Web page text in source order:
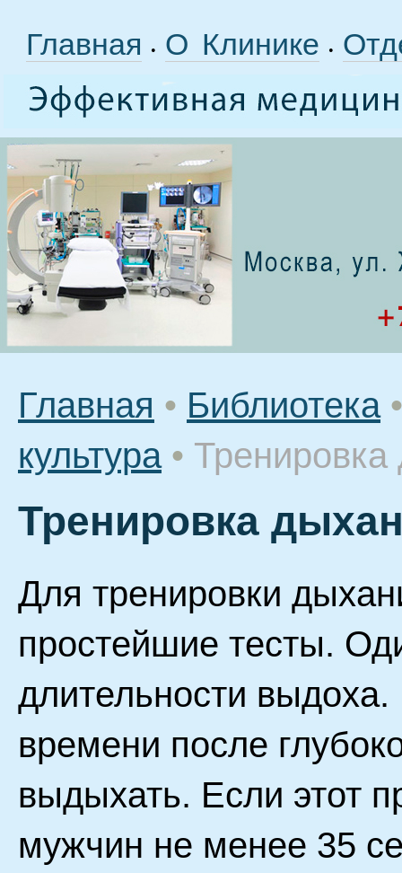
Главная • О Клинике •
Главная • Библиотека •
культура •
Тренировка
Для тренировки
простейшие тесты.
длительности
времени после
выдыхать. Если этот
мужчин не менее 35